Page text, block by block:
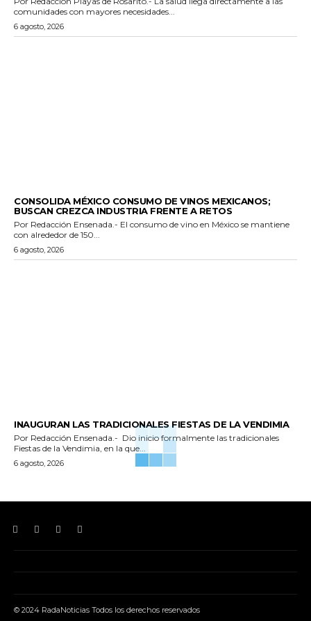
comunidades con mayores necesidades...
6 agosto, 2026
CONSOLIDA MÉXICO CONSUMO DE VINOS MEXICANOS;
BUSCAN CREZCA INDUSTRIA FRENTE A RETOS
Por Redacción Ensenada.- El consumo de vino en México se mantiene
con alrededor de 150...
6 agosto, 2026
INAUGURAN LAS TRADICIONALES FIESTAS DE LA VENDIMIA
Por Redacción Ensenada.- Dio inicio formalmente las tradicionales
Fiestas de la Vendimia, en la que...
6 agosto, 2026
© 2024 RadaNoticias Todos los derechos reservados